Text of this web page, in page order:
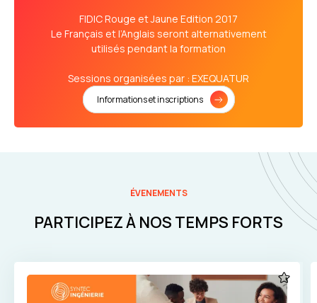
FIDIC Rouge et Jaune Edition 2017
Le Français et l’Anglais seront alternativement
utilisés pendant la formation
Sessions organisées par : EXEQUATUR
Informations et inscriptions
ÉVENEMENTS
PARTICIPEZ À NOS TEMPS FORTS